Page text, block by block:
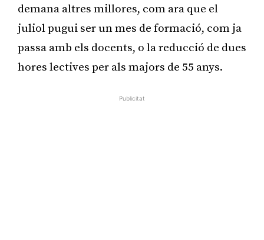
demana altres millores, com ara que el
juliol pugui ser un mes de formació, com ja
passa amb els docents, o la reducció de dues
hores lectives per als majors de 55 anys.
Publicitat